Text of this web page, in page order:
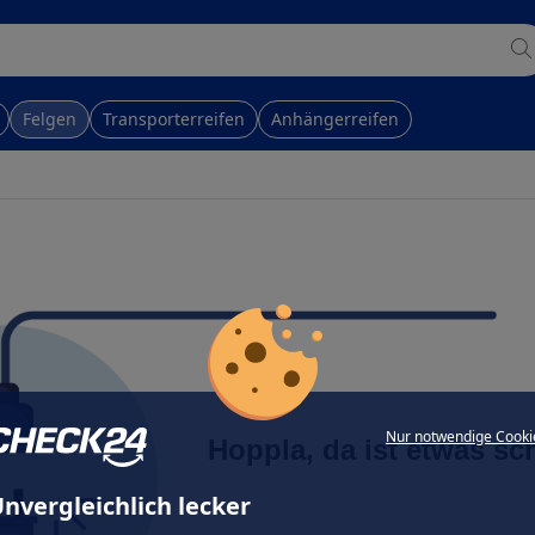
Nur notwendige
lecker
Felgen Transporterreifen Anhängerreifen
Hoppla, da ist etwas